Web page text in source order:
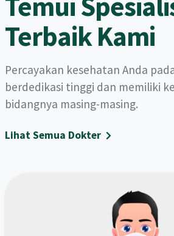
Terbaik Kami
Percayakan kesehatan Anda
berdedikasi tinggi dan memiliki
bidangnya masing-masing.
Lihat Semua Dokter